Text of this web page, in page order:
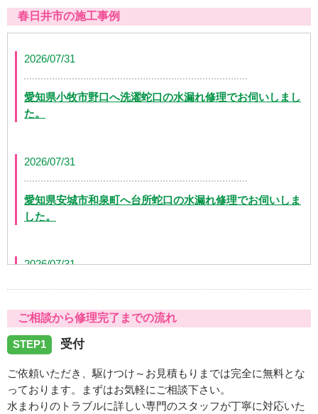
春日井市の施工事例
2026/07/31
愛知県小牧市野口へ洗濯蛇口の水漏れ修理でお伺いしまし
た。
2026/07/31
愛知県安城市和泉町へ台所蛇口の水漏れ修理でお伺いしま
した。
2026/07/31
した。
2026/07/31
愛知県岡﨑市合歓木町へ給水管の水漏れ修理に伺いまし
ご相談から修理完了までの流れ
STEP1 受付
ご依頼いただき、駆けつけ～お見積もりまでは完全に無料とな
っております。まずはお気軽にご相談下さい。
水まわりのトラブルに詳しい専門のスタッフが丁寧に対応いた